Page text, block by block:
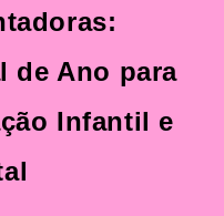
de Ano para
Infantil e